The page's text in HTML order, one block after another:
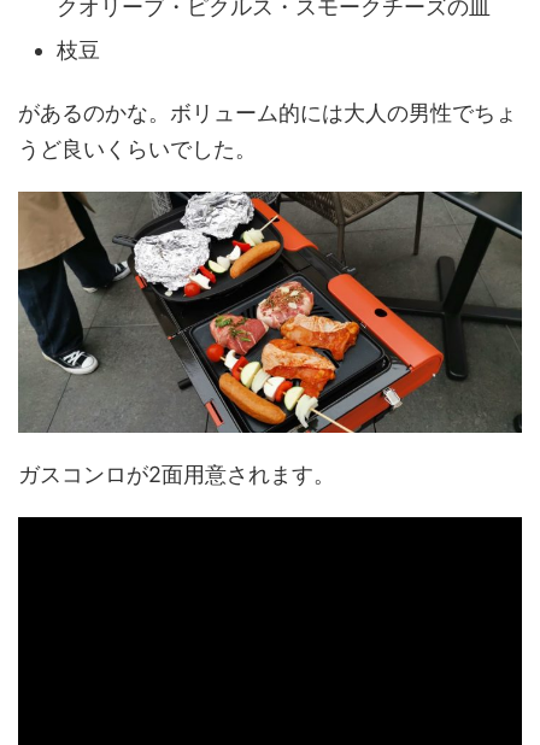
クオリーブ・ピクルス・スモークチーズの皿
枝豆
があるのかな。ボリューム的には大人の男性でちょ
うど良いくらいでした。
ガスコンロが2面用意されます。